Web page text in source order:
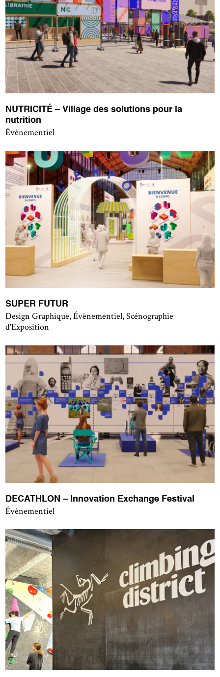
NUTRICITÉ – Village des solutions pour la
nutrition
Évènementiel
SUPER FUTUR
Design Graphique, Évènementiel, Scénographie
d'Exposition
DECATHLON – Innovation Exchange Festival
Évènementiel